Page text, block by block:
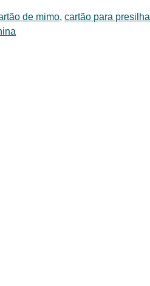
de mimo,cartão para presilha